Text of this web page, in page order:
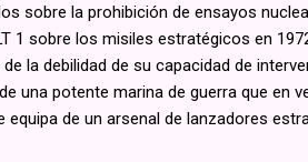
sobre la prohibición de ensayos
1 sobre los misiles estratégicos en
la debilidad de su capacidad de
una potente marina de guerra que en
equipa de un arsenal de lanzadores